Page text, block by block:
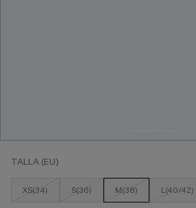
TALLA (EU)
XS(34) S(36) M(38) L(40/42)